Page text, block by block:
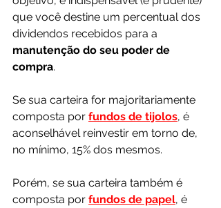
que você destine um percentual dos
dividendos recebidos para a
manutenção do seu poder de
compra.
Se sua carteira for majoritariamente
composta por fundos de tijolos, é
aconselhável reinvestir em torno de,
no mínimo, 15% dos mesmos.
Porém, se sua carteira também é
composta por fundos de papel, é